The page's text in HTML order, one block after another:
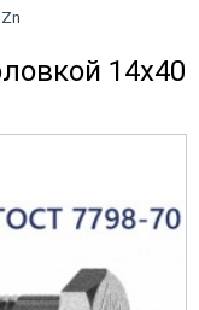
14х40